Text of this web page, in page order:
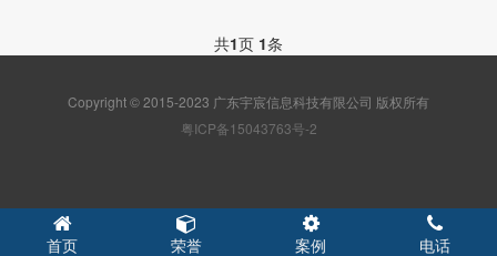
共1页 1条
Copyright © 2015-2023 广东宇宸信息科技有限公司 版权所有
粤ICP备15043763号-2
首页 荣誉 案例 电话